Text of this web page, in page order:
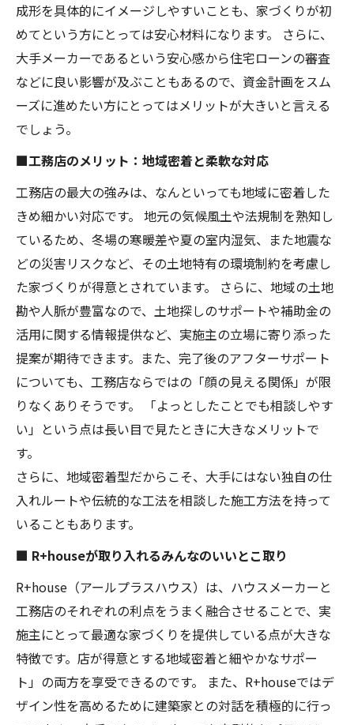
成形を具体的にイメージしやすいことも、家づくりが初
めてという方にとっては安心材料になります。 さらに、
大手メーカーであるという安心感から住宅ローンの審査
などに良い影響が及ぶこともあるので、資金計画をスム
ーズに進めたい方にとってはメリットが大きいと言える
でしょう。
■工務店のメリット：地域密着と柔軟な対応
工務店の最大の強みは、なんといっても地域に密着した
きめ細かい対応です。 地元の気候風土や法規制を熟知し
ているため、冬場の寒暖差や夏の室内湿気、また地震な
どの災害リスクなど、その土地特有の環境制約を考慮し
た家づくりが得意とされています。 さらに、地域の土地
勘や人脈が豊富なので、土地探しのサポートや補助金の
活用に関する情報提供など、実施主の立場に寄り添った
提案が期待できます。また、完了後のアフターサポート
についても、工務店ならではの「顔の見える関係」が限
りなくありそうです。 「よっとしたことでも相談しやす
い」という点は長い目で見たときに大きなメリットで
す。
さらに、地域密着型だからこそ、大手にはない独自の仕
入れルートや伝統的な工法を相談した施工方法を持って
いることもあります。
■ R+houseが取り入れるみんなのいいとこ取り
R+house（アールプラスハウス）は、ハウスメーカーと
工務店のそれぞれの利点をうまく融合させることで、実
施主にとって最適な家づくりを提供している点が大きな
特徴です。店が得意とする地域密着と細やかなサポー
ト」の両方を享受できるのです。 また、R+houseではデ
ザイン性を高めるために建築家との対話を積極的に行っ